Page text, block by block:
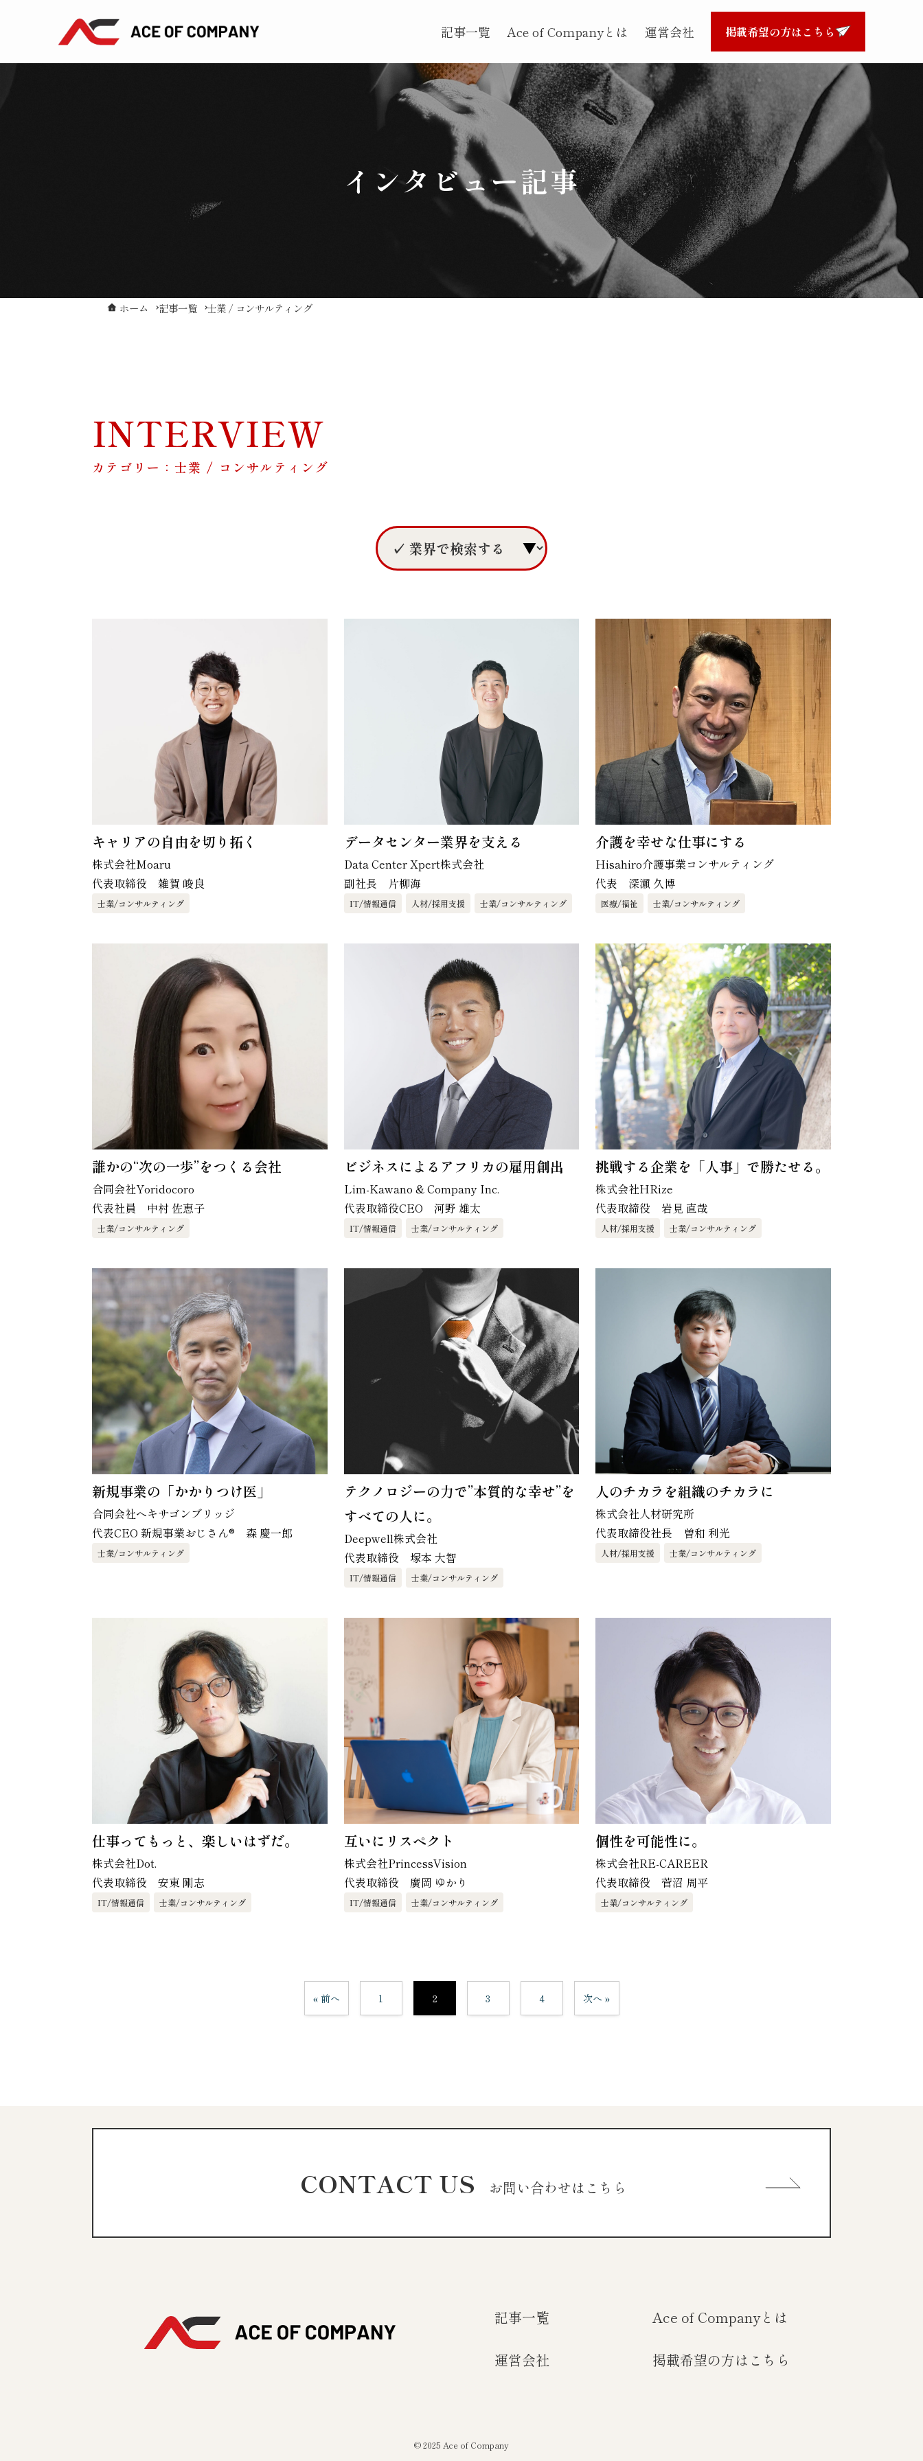
記事一覧 Ace of Companyとは 運営会社 掲載希望の方はこちら
インタビュー記事
ホーム 記事一覧 士業 / コンサルティング
INTERVIEW
カテゴリー：士業 / コンサルティング
キャリアの自由を切り拓く
株式会社Moaru
代表取締役 雑賀 峻良
士業/コンサルティング
データセンター業界を支える
Data Center Xpert株式会社
副社長 片柳海
IT/情報通信 人材/採用支援 士業/コンサルティング
介護を幸せな仕事にする
Hisahiro介護事業コンサルティング
代表 深瀬 久博
医療/福祉 士業/コンサルティング
誰かの“次の一歩”をつくる会社
合同会社Yoridocoro
代表社員 中村 佐恵子
士業/コンサルティング
ビジネスによるアフリカの雇用創出
Lim-Kawano & Company Inc.
代表取締役CEO 河野 雄太
IT/情報通信 士業/コンサルティング
挑戦する企業を「人事」で勝たせる。
株式会社HRize
代表取締役 岩見 直哉
人材/採用支援 士業/コンサルティング
新規事業の「かかりつけ医」
合同会社ヘキサゴンブリッジ
代表CEO 新規事業おじさん® 森 慶一郎
士業/コンサルティング
テクノロジーの力で”本質的な幸せ”を
すべての人に。
Deepwell株式会社
代表取締役 塚本 大智
IT/情報通信 士業/コンサルティング
人のチカラを組織のチカラに
株式会社人材研究所
代表取締役社長 曽和 利光
人材/採用支援 士業/コンサルティング
仕事ってもっと、楽しいはずだ。
株式会社Dot.
代表取締役 安東 剛志
IT/情報通信 士業/コンサルティング
互いにリスペクト
株式会社PrincessVision
代表取締役 廣岡 ゆかり
IT/情報通信 士業/コンサルティング
個性を可能性に。
株式会社RE-CAREER
代表取締役 菅沼 周平
士業/コンサルティング
« 前へ 1 2 3 4 次へ »
CONTACT US お問い合わせはこちら
記事一覧 Ace of Companyとは
運営会社 掲載希望の方はこちら
©2025 Ace of Company